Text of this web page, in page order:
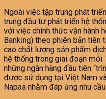
Ngoài việc tập trung phát
trung đầu tư phát triển hệ
với việc chính thức vận hành
Banking) theo phiên bản tiên
cao chất lượng sản phẩm
hệ thống trong giai đoạn
những ngân hàng đầu tiên
được sử dụng tại Việt Nam
Napas nhằm đáp ứng nhu